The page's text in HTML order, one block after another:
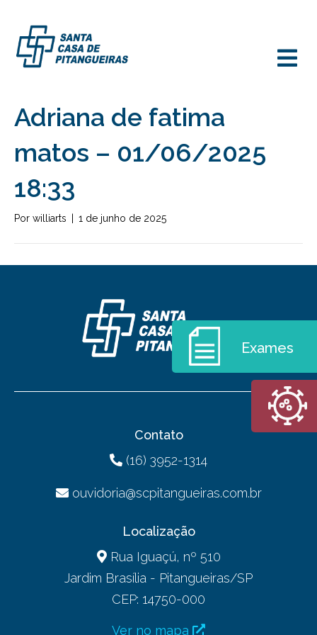
Adriana de fatima
matos – 01/06/2025
18:33
Por williarts 1 de junho de 2025
Contato
(16) 3952-1314
ouvidoria@scpitangueiras.com.br
Localização
Rua Iguaçú, nº 510
Jardim Brasília - Pitangueiras/SP
CEP: 14750-000
Ver no mapa
Exames